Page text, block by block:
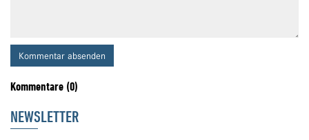
Kommentar absenden
Kommentare (0)
NEWSLETTER